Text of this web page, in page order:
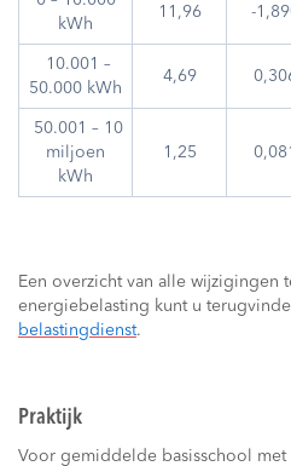
kWh
11,96 -
10.001 –
50.000 kWh
4,69
50.001 – 10
miljoen
kWh
1,25 0,081
Een overzicht van alle wijzigingen
energiebelasting kunt u
belastingdienst.
Praktijk
Voor gemiddelde basisschool met